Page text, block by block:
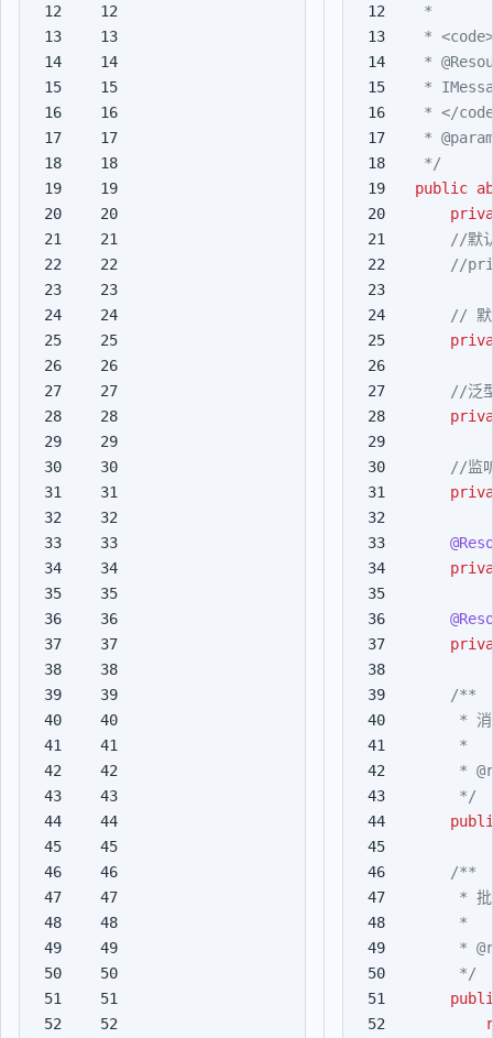
12
13
14
15
16
17
18
19
20
21
22
23
24
25
26
27
28
29
30
31
32
33
34
35
36
37
38
39
40
41
42
43
44
45
46
47
48
49
50
51
52
13
14
15
16
17
18
19
20
23
24
25
26
27
28
29
30
33
34
35
36
37
38
39
40
43
44
45
46
47
48
49
50
12
13
14
15
16
17
18
19
20
21
22
23
24
25
26
27
28
29
30
31
32
33
34
35
36
37
38
39
40
41
42
43
44
45
46
47
48
49
50
51
52
*/
public
     */
     */